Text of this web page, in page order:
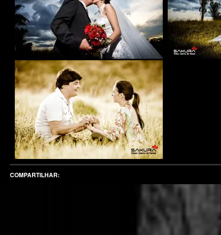
COMPARTILHAR: